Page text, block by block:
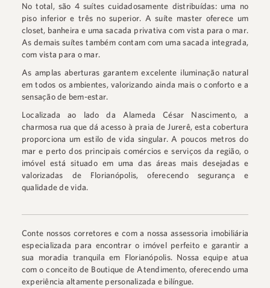
No total, são 4 suítes cuidadosamente distribuídas: uma no
piso inferior e três no superior. A suíte master oferece um
closet, banheira e uma sacada privativa com vista para o mar.
As demais suítes também contam com uma sacada integrada,
com vista para o mar.
As amplas aberturas garantem excelente iluminação natural
em todos os ambientes, valorizando ainda mais o conforto e a
sensação de bem-estar.
Localizada ao lado da Alameda César Nascimento, a
charmosa rua que dá acesso à praia de Jurerê, esta cobertura
proporciona um estilo de vida singular. A poucos metros do
mar e perto dos principais comércios e serviços da região, o
imóvel está situado em uma das áreas mais desejadas e
valorizadas de Florianópolis, oferecendo segurança e
qualidade de vida.
Conte nossos corretores e com a nossa assessoria imobiliária
especializada para encontrar o imóvel perfeito e garantir a
sua moradia tranquila em Florianópolis. Nossa equipe atua
com o conceito de Boutique de Atendimento, oferecendo uma
experiência altamente personalizada e bilíngue.